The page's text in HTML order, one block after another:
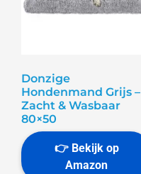
Donzige
Hondenmand Grijs –
Zacht & Wasbaar
80×50